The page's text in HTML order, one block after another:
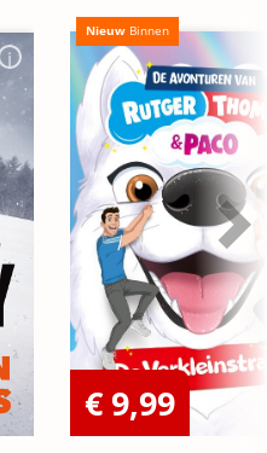
Nieuw Binnen
€ 9,99